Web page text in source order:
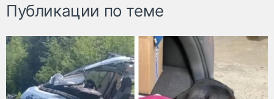
Публикации по теме